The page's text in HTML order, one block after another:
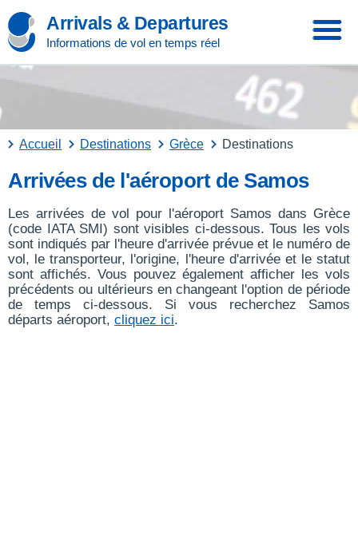
Arrivals & Departures
Informations de vol en temps réel
Accueil Destinations Grèce Destinations
Arrivées de l'aéroport de Samos
Les arrivées de vol pour l'aéroport Samos dans Grèce
(code IATA SMI) sont visibles ci-dessous. Tous les vols
sont indiqués par l'heure d'arrivée prévue et le numéro de
vol, le transporteur, l'origine, l'heure d'arrivée et le statut
sont affichés. Vous pouvez également afficher les vols
précédents ou ultérieurs en changeant l'option de période
de temps ci-dessous. Si vous recherchez Samos
départs aéroport, cliquez ici.